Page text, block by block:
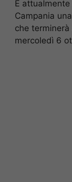
È
Campania una
che
mercoledì 6